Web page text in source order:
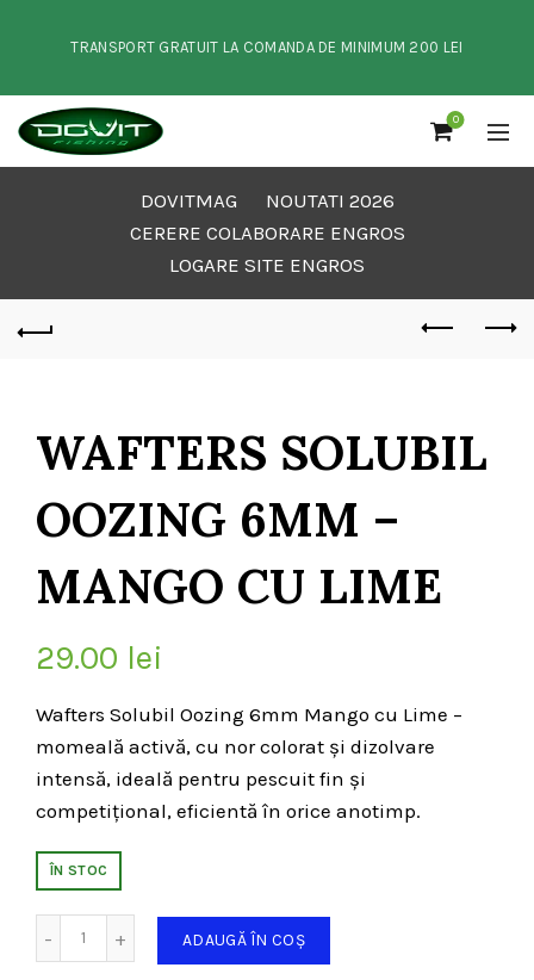
TRANSPORT GRATUIT LA COMANDA DE MINIMUM 200 LEI
0
DOVITMAG
NOUTATI 2026
CERERE COLABORARE ENGROS
LOGARE SITE ENGROS
WAFTERS SOLUBIL
OOZING 6MM –
MANGO CU LIME
29.00 lei
Wafters Solubil Oozing 6mm Mango cu Lime –
momeală activă, cu nor colorat și dizolvare
intensă, ideală pentru pescuit fin și
competițional, eficientă în orice anotimp.
ÎN STOC
ADAUGĂ ÎN COȘ